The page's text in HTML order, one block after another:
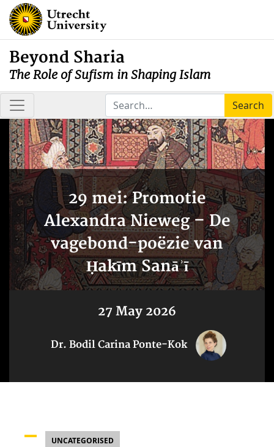
Beyond Sharia
The Role of Sufism in Shaping Islam
Search
29 mei: Promotie
Alexandra Nieweg – De
vagebond-poëzie van
Ḥakīm Sanāʾī
27 May 2026
Dr. Bodil Carina Ponte-Kok
UNCATEGORISED